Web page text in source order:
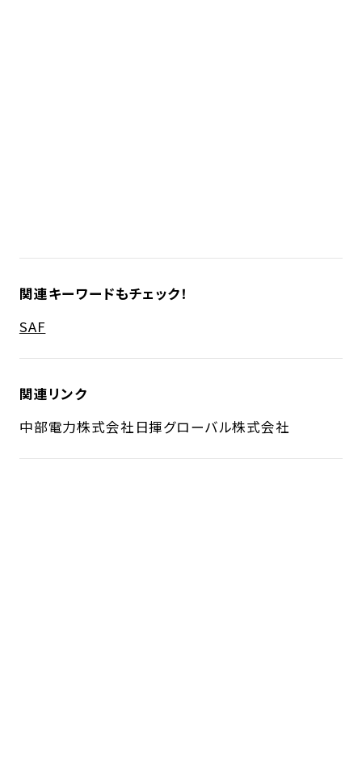
関連キーワードもチェック！
SAF
関連リンク
中部電力株式会社 日揮グローバル株式会社